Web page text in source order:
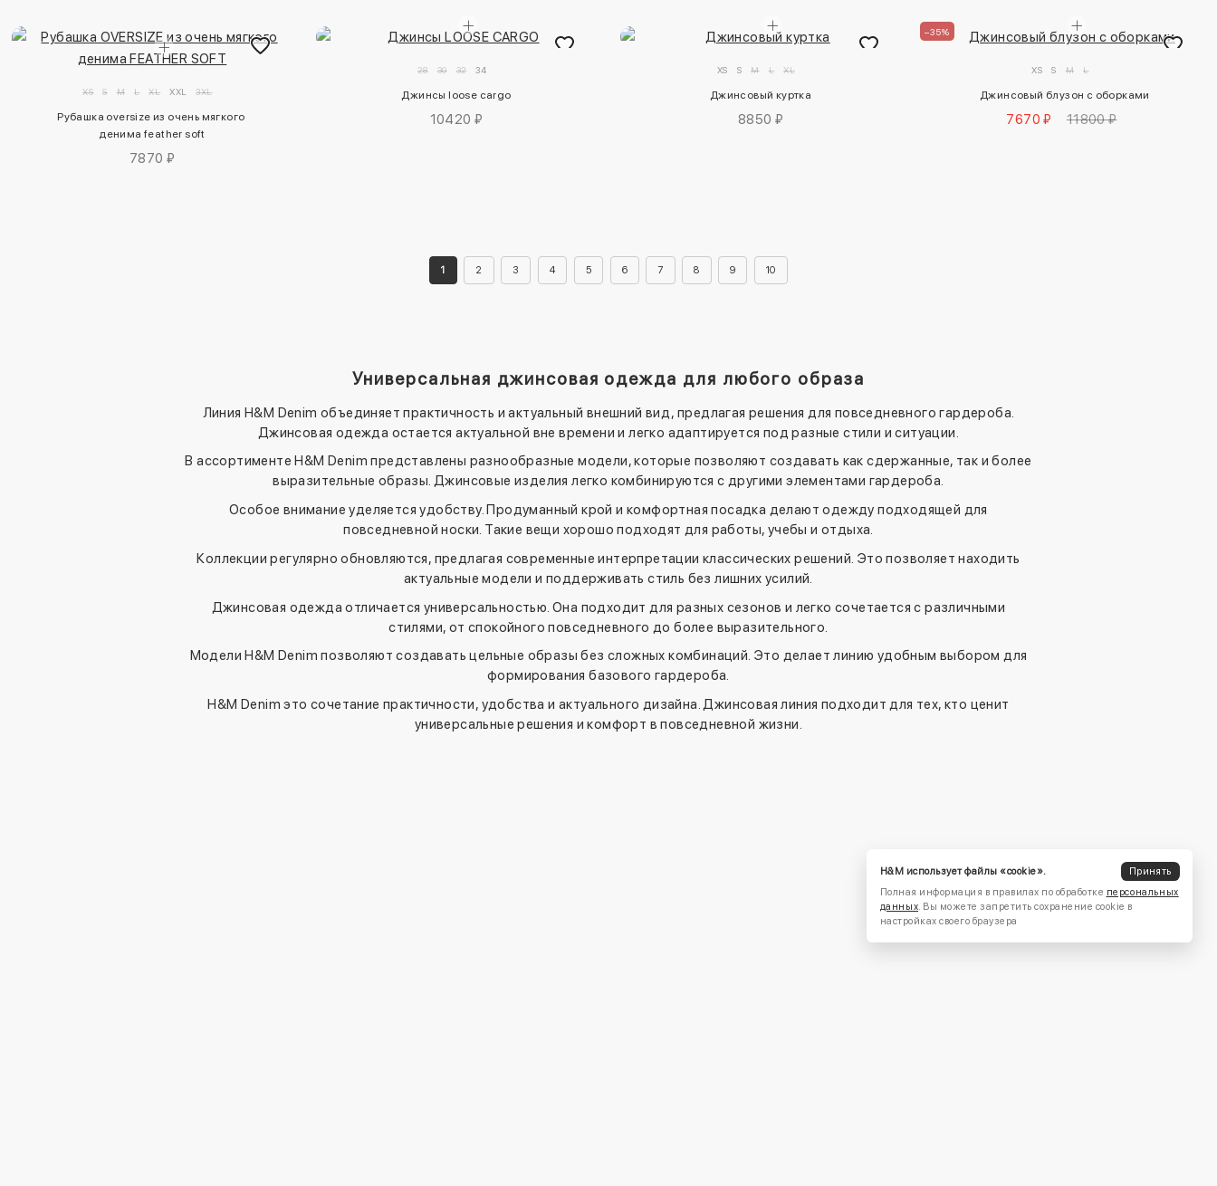
XS S M L XL XXL 3XL
Рубашка oversize из очень мягкого
денима feather soft
7870 ₽
28 30 32 34
Джинсы loose cargo
10420 ₽
XS S M L XL
Джинсовый куртка
8850 ₽
–35%
XS S M L
Джинсовый блузон с оборками
7670 ₽ 11800 ₽
1 2 3 4 5 6 7 8 9 10
Универсальная джинсовая одежда для любого образа
Линия H&M Denim объединяет практичность и актуальный внешний вид, предлагая решения для повседневного гардероба.
Джинсовая одежда остается актуальной вне времени и легко адаптируется под разные стили и ситуации.
В ассортименте H&M Denim представлены разнообразные модели, которые позволяют создавать как сдержанные, так и более
выразительные образы. Джинсовые изделия легко комбинируются с другими элементами гардероба.
Особое внимание уделяется удобству. Продуманный крой и комфортная посадка делают одежду подходящей для
повседневной носки. Такие вещи хорошо подходят для работы, учебы и отдыха.
Коллекции регулярно обновляются, предлагая современные интерпретации классических решений. Это позволяет находить
актуальные модели и поддерживать стиль без лишних усилий.
Джинсовая одежда отличается универсальностью. Она подходит для разных сезонов и легко сочетается с различными
стилями, от спокойного повседневного до более выразительного.
Модели H&M Denim позволяют создавать цельные образы без сложных комбинаций. Это делает линию удобным выбором для
формирования базового гардероба.
H&M Denim это сочетание практичности, удобства и актуального дизайна. Джинсовая линия подходит для тех, кто ценит
универсальные решения и комфорт в повседневной жизни.
H&M использует файлы «cookie».
Принять
Полная информация в правилах по обработке персональных
данных. Вы можете запретить сохранение cookie в
настройках своего браузера